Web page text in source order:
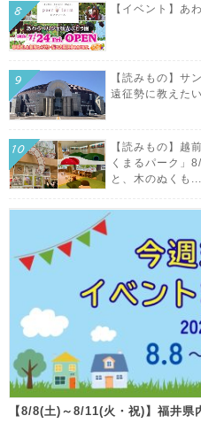
【イベント】あ
【読みもの】サ
遠征勢に教えた
【読みもの】越
くまるパーク」
と、木のぬくも...
【8/8(土)～8/11(火・祝)】福井県